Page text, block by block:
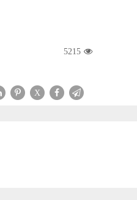
5215
X